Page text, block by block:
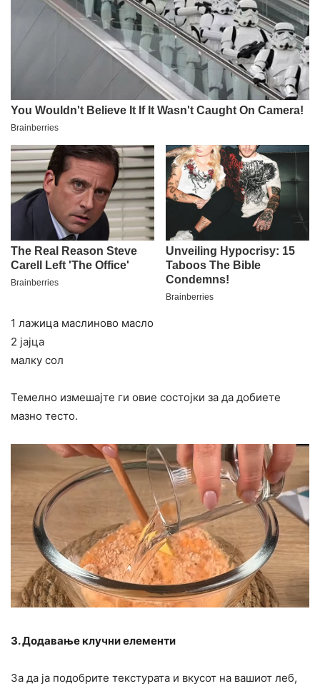
1 лажица маслиново масло
2 јајца
малку сол
Темелно измешајте ги овие состојки за да добиете
мазно тесто.
3. Додавање клучни елементи
За да ја подобрите текстурата и вкусот на вашиот леб,